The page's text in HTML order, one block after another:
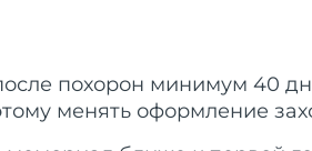
похорон минимум 40
менять оформление